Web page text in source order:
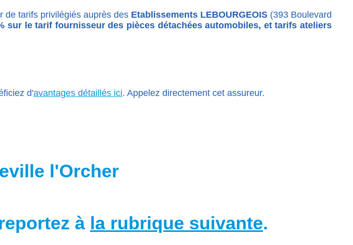
de tarifs privilégiés auprès des Etablissements LEBOURGEOIS (393 Boulevard
sur le tarif fournisseur des pièces détachées automobiles, et tarifs ateliers
d'avantages détaillés ici. Appelez directement cet assureur.
l'Orcher
à la rubrique suivante.